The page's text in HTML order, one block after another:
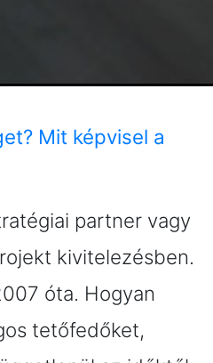
Mit képvisel a
partner vagy
kivitelezésben.
óta. Hogyan
tetőfedőket,